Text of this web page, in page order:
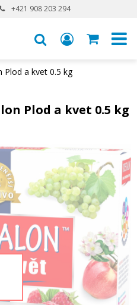
+421 908 203 294
Plod a kvet 0.5 kg
Plod a kvet 0.5 kg